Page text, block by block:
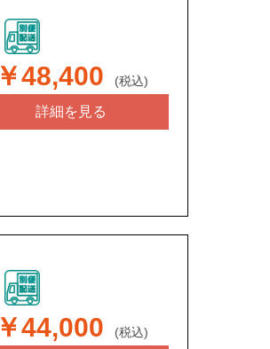
￥48,400 (税込)
詳細を見る
￥44,000 (税込)